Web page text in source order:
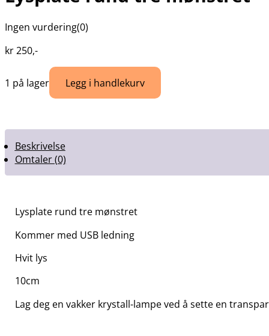
Ingen vurdering(0)
kr250,-
1 på lager Legg i handlekurv
Beskrivelse
Omtaler (0)
Lysplate rund tre mønstret
Kommer med USB ledning
Hvit lys
10cm
Lag deg en vakker krystall-lampe ved å sette en